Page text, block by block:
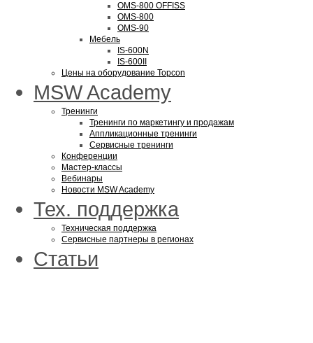
OMS-800 OFFISS
OMS-800
OMS-90
Мебель
IS-600N
IS-600II
Цены на оборудование Topcon
MSW Academy
Тренинги
Тренинги по маркетингу и продажам
Аппликационные тренинги
Сервисные тренинги
Конференции
Мастер-классы
Вебинары
Новости MSW Academy
Тех. поддержка
Техническая поддержка
Сервисные партнеры в регионах
Статьи